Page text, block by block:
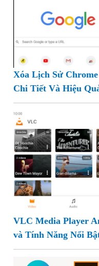
Xóa Lịch Sử
Chi Tiết Và Hiệu
VLC Media Player
và Tính Năng Nổi